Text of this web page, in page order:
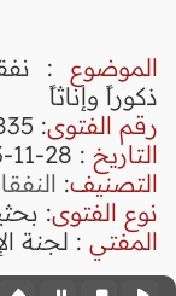
الموضوع :
ذكوراً وإناثاً
رقم الفتوى:
التاريخ : 28-11-2023
التصنيف:
نوع الفتوى:
المفتي : لجنة